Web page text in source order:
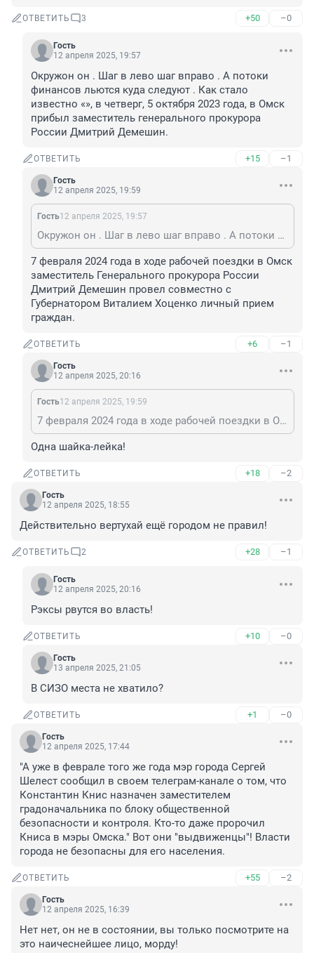
ОТВЕТИТЬ 3 +50 –0
Гость
12 апреля 2025, 19:57
Окружон он . Шаг в лево шаг вправо . А потоки
финансов льются куда следуют . Как стало
известно «», в четверг, 5 октября 2023 года, в Омск
прибыл заместитель генерального прокурора
России Дмитрий Демешин.
ОТВЕТИТЬ +15 –1
Гость
12 апреля 2025, 19:59
Гость12 апреля 2025, 19:57
Окружон он . Шаг в лево шаг вправо . А потоки финансов льются куда следуют . Как стало известно «», в четверг, 5 октября 2023 года, в Омск прибыл заместитель генерального прокурора России Дмитрий Демешин.
7 февраля 2024 года в ходе рабочей поездки в Омск
заместитель Генерального прокурора России
Дмитрий Демешин провел совместно с
Губернатором Виталием Хоценко личный прием
граждан.
ОТВЕТИТЬ +6 –1
Гость
12 апреля 2025, 20:16
Гость12 апреля 2025, 19:59
7 февраля 2024 года в ходе рабочей поездки в Омск заместитель Генерального прокурора России Дмитрий Демешин провел совместно с Губернатором Виталием Хоценко личный прием граждан.
Одна шайка-лейка!
ОТВЕТИТЬ +18 –2
Гость
12 апреля 2025, 18:55
Действительно вертухай ещё городом не правил!
ОТВЕТИТЬ 2 +28 –1
Гость
12 апреля 2025, 20:16
Рэксы рвутся во власть!
ОТВЕТИТЬ +10 –0
Гость
13 апреля 2025, 21:05
В СИЗО места не хватило?
ОТВЕТИТЬ +1 –0
Гость
12 апреля 2025, 17:44
"А уже в феврале того же года мэр города Сергей
Шелест сообщил в своем телеграм-канале о том, что
Константин Книс назначен заместителем
градоначальника по блоку общественной
безопасности и контроля. Кто-то даже пророчил
Книса в мэры Омска." Вот они "выдвиженцы"! Власти
города не безопасны для его населения.
ОТВЕТИТЬ +55 –2
Гость
12 апреля 2025, 16:39
Нет нет, он не в состоянии, вы только посмотрите на
это наичеснейшее лицо, морду!